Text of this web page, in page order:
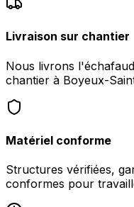
Livraison sur chantier
Nous livrons
chantier à Boyeux-
Matériel conforme
Structures vérifiées,
conformes pour